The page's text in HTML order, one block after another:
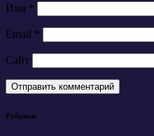
Имя *
Email *
Сайт
Рубрики